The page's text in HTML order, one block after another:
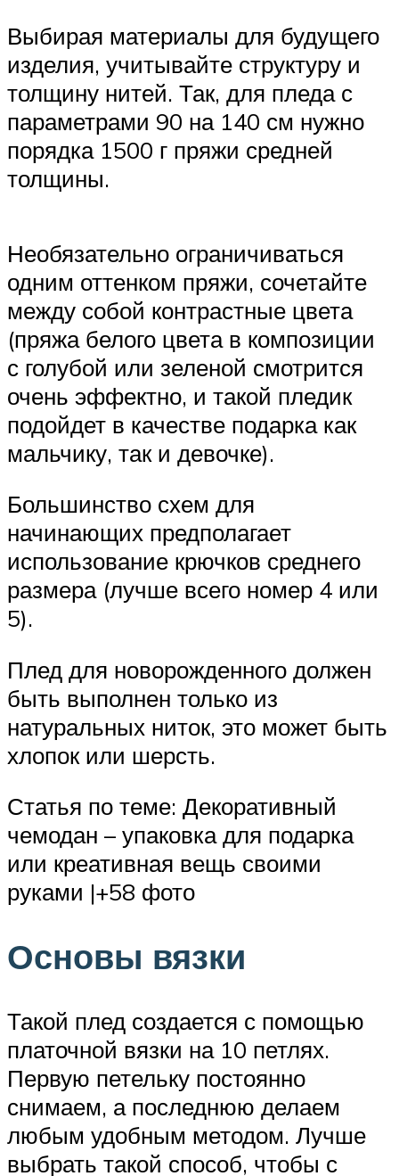
Выбирая материалы для будущего
изделия, учитывайте структуру и
толщину нитей. Так, для пледа с
параметрами 90 на 140 см нужно
порядка 1500 г пряжи средней
толщины.
Необязательно ограничиваться
одним оттенком пряжи, сочетайте
между собой контрастные цвета
(пряжа белого цвета в композиции
с голубой или зеленой смотрится
очень эффектно, и такой пледик
подойдет в качестве подарка как
мальчику, так и девочке).
Большинство схем для
начинающих предполагает
использование крючков среднего
размера (лучше всего номер 4 или
5).
Плед для новорожденного должен
быть выполнен только из
натуральных ниток, это может быть
хлопок или шерсть.
Статья по теме: Декоративный
чемодан – упаковка для подарка
или креативная вещь своими
руками |+58 фото
Основы вязки
Такой плед создается с помощью
платочной вязки на 10 петлях.
Первую петельку постоянно
снимаем, а последнюю делаем
любым удобным методом. Лучше
выбрать такой способ, чтобы с